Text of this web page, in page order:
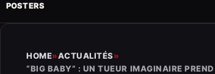
POSTERS
HOME»ACTUALITÉS»
“BIG BABY” : UN TUEUR IMAGINAIRE